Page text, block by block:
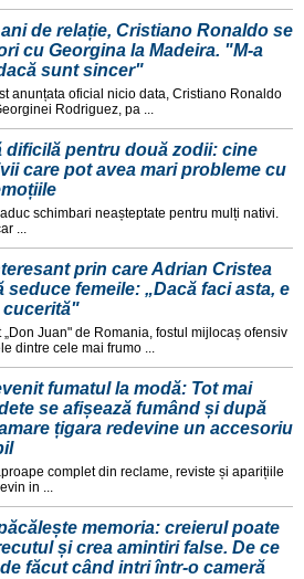
de relație, Cristiano Ronaldo se
cu Georgina la Madeira. "M-a
sunt sincer"
anunțata oficial nicio data, Cristiano Ronaldo
Rodriguez, pa ...
dificilă pentru două zodii: cine
care pot avea mari probleme cu
schimbari neașteptate pentru mulți nativi.
...
prin care Adrian Cristea
seduce femeile: „Dacă faci asta, e
cucerită"
„Don Juan" de Romania, fostul mijlocaș ofensiv
dintre cele mai frumo ...
fumatul la modă: Tot mai
se afișează fumând și după
țigara redevine un accesoriu
complet din reclame, reviste și aparițiile
in ...
memoria: creierul poate
și crea amintiri false. De ce
făcut când intri într-o cameră